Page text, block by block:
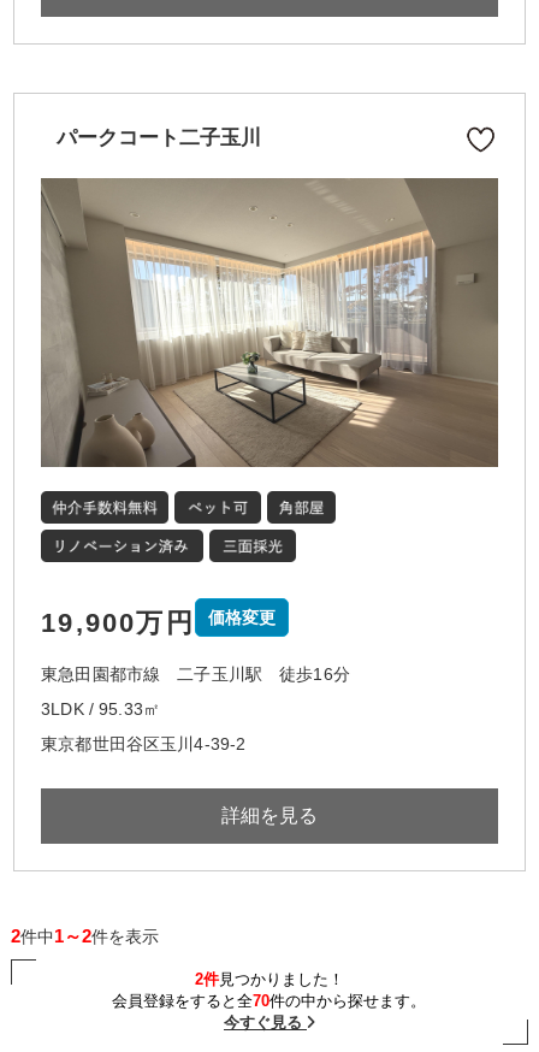
パークコート二子玉川
19,900万円 価格変更
東急田園都市線 二子玉川駅 徒歩16分
3LDK / 95.33㎡
東京都世田谷区玉川4-39-2
詳細を見る
2件中1～2件を表示
2件見つかりました！
会員登録をすると全70件の中から探せます。
今すぐ見る